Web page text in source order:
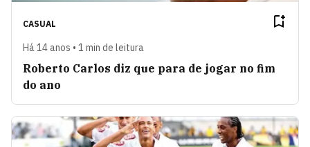
CASUAL
Há 14 anos • 1 min de leitura
Roberto Carlos diz que para de jogar no fim
do ano